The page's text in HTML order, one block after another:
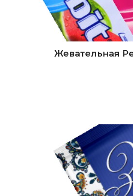
Жевательная